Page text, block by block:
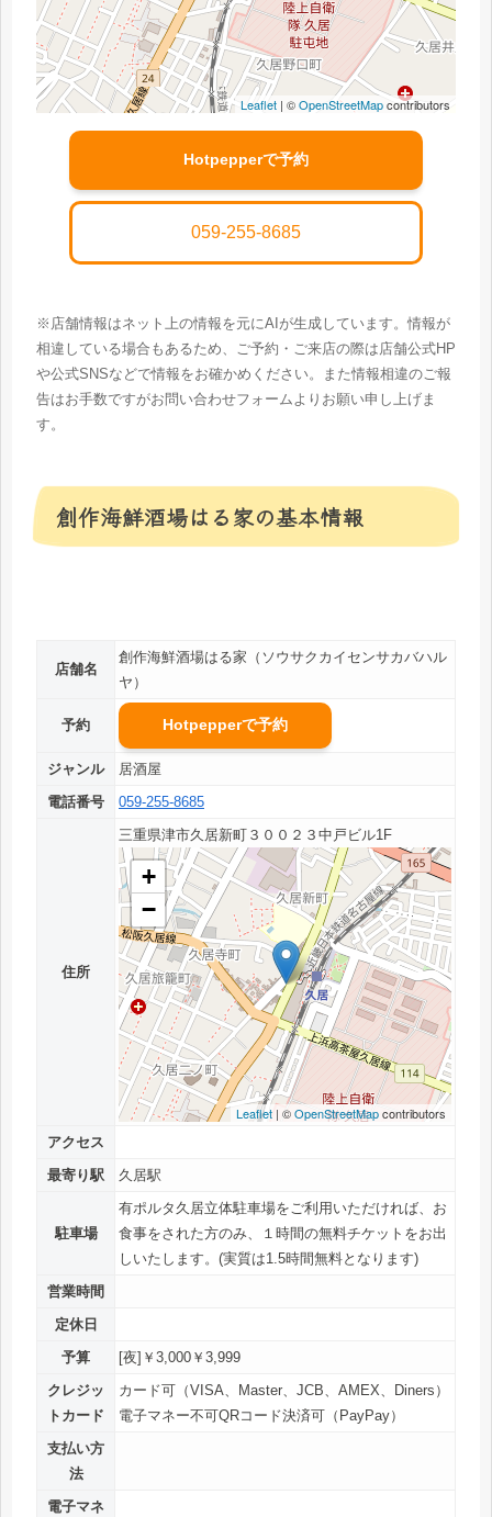
Leaflet | ©OpenStreetMapcontributors
Hotpepperで予約
059-255-8685
※店舗情報はネット上の情報を元にAIが生成しています。情報が
相違している場合もあるため、ご予約・ご来店の際は店舗公式HP
や公式SNSなどで情報をお確かめください。また情報相違のご報
告はお手数ですがお問い合わせフォームよりお願い申し上げま
す。
創作海鮮酒場はる家の基本情報
店舗名
創作海鮮酒場はる家（ソウサクカイセンサカバハル
ヤ）
予約 Hotpepperで予約
ジャンル
居酒屋
電話番号
059-255-8685
住所
三重県津市久居新町３００２３中戸ビル1F
+
−
Leaflet | ©OpenStreetMapcontributors
アクセス
最寄り駅
久居駅
駐車場
有ポルタ久居立体駐車場をご利用いただければ、お
食事をされた方のみ、１時間の無料チケットをお出
しいたします。(実質は1.5時間無料となります)
営業時間
定休日
予算
[夜]￥3,000￥3,999
クレジッ
トカード
カード可（VISA、Master、JCB、AMEX、Diners）
電子マネー不可QRコード決済可（PayPay）
支払い方
法
電子マネ